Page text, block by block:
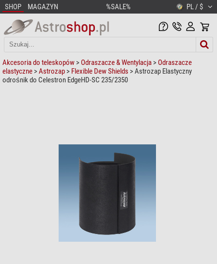
SHOP MAGAZYN %SALE% PL / $
Akcesoria do teleskopów > Odraszacze & Wentylacja > Odraszacze
elastyczne >Astrozap > Flexible Dew Shields > Astrozap Elastyczny
odrośnik do Celestron EdgeHD-SC 235/2350